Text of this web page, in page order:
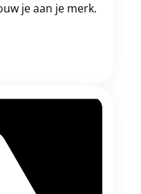
je aan je merk.